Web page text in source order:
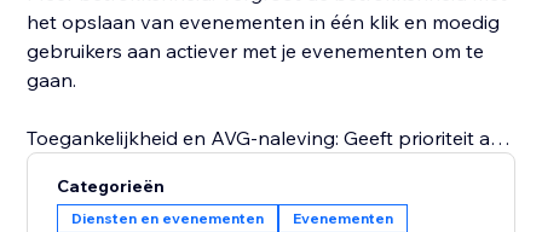
het opslaan van evenementen in één klik en moedig
gebruikers aan actiever met je evenementen om te
gaan.
Toegankelijkheid en AVG-naleving: Geeft prioriteit aan
inclusieve ervaring voor alle gebruikers.
Categorieën
Diensten en evenementen Evenementen